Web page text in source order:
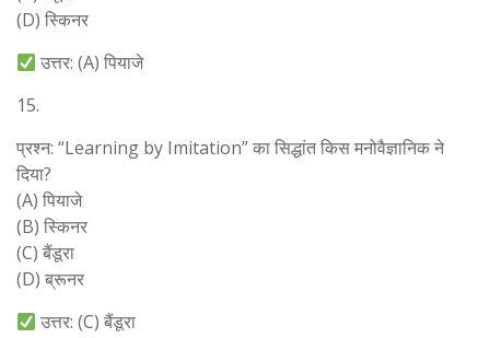
(D) स्किनर
उत्तर: (A) पियाजे
15.
प्रश्न: “Learning by Imitation” का सिद्धांत किस मनोवैज्ञानिक ने
दिया?
(A) पियाजे
(B) स्किनर
(C) बैंडूरा
(D) ब्रूनर
उत्तर: (C) बैंडूरा